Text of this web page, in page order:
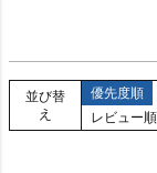
並び替
え
優先度順
レビュー順